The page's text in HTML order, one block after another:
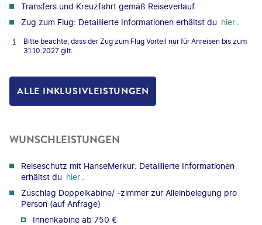
Transfers und Kreuzfahrt gemäß Reiseverlauf
Zug zum Flug: Detaillierte Informationen erhältst du hier
Bitte beachte, dass der Zug zum Flug Vorteil nur für Anreisen bis zum
31.10.2027 gilt.
ALLE INKLUSIVLEISTUNGEN
WUNSCHLEISTUNGEN
Reiseschutz mit HanseMerkur: Detaillierte Informationen
erhältst du hier
Zuschlag Doppelkabine/ -zimmer zur Alleinbelegung pro
Person (auf Anfrage)
Innenkabine ab 750 €